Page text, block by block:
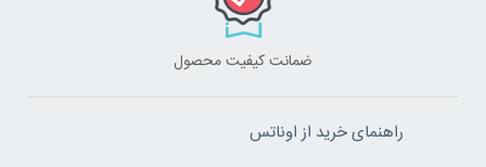
ضمانت کیفیت محصول
راهنمای خرید از اوناتس